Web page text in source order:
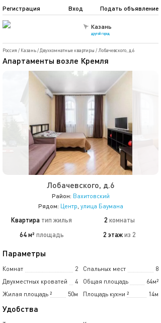
Казань
другой город
Подать объявление
Регистрация Вход
Россия / Казань/ Двухкомнатные квартиры / Лобачевского, д.6
Апартаменты возле Кремля
Лобачевского, д.6
Район: Вахитовский
Рядом: Центр, улица Баумана
Квартира тип жилья 2 комнаты
64 м² площадь 2 этажиз 2
Параметры
Комнат 2 Спальных мест
8
Двухместных кроватей
4 Общая площадь
64м²
Жилая площадь
50м
² Площадь кухни 14м
²
Удобства